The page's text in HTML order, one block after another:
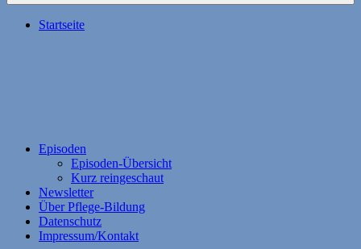
Startseite
Episoden
Episoden-Übersicht
Kurz reingeschaut
Newsletter
Über Pflege-Bildung
Datenschutz
Impressum/Kontakt